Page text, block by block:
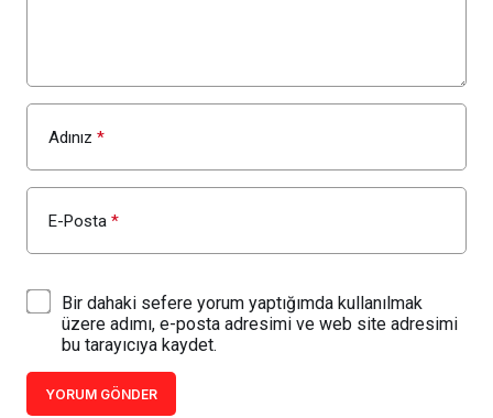
Adınız *
E-Posta *
Bir dahaki sefere yorum yaptığımda kullanılmak
üzere adımı, e-posta adresimi ve web site adresimi
bu tarayıcıya kaydet.
YORUM GÖNDER